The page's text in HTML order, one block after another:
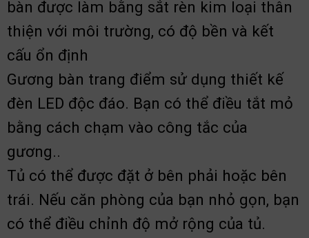
bàn được làm bằng sắt rèn kim loại thân
thiện với môi trường, có độ bền và kết
cấu ổn định
Gương bàn trang điểm sử dụng thiết kế
đèn LED độc đáo. Bạn có thể điều tắt mỏ
bằng cách chạm vào công tắc của
gương..
Tủ có thể được đặt ở bên phải hoặc bên
trái. Nếu căn phòng của bạn nhỏ gọn, bạn
có thể điều chỉnh độ mở rộng của tủ.